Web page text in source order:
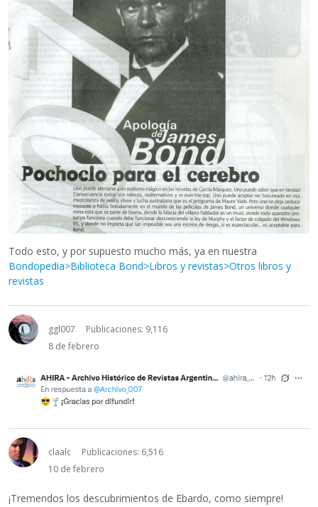
Todo esto, y por supuesto mucho más, ya en nuestra
Bondopedia>Biblioteca Bond>Libros y revistas>Otros libros y
revistas
ggl007
Publicaciones: 9,116
8 de febrero
claalc
Publicaciones: 6,516
10 de febrero
¡Tremendos los descubrimientos de Ebardo, como siempre!